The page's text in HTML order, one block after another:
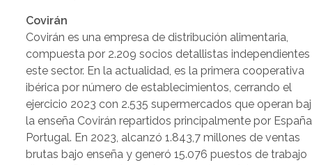
Covirán
Covirán es una empresa de distribución alimentaria,
compuesta por 2.209 socios detallistas
este sector. En la actualidad, es la primera cooperativa
ibérica por número de establecimientos, cerrando el
ejercicio 2023 con 2.535 supermercados que operan
la enseña Covirán repartidos principalmente por
Portugal. En 2023, alcanzó 1.843,7 millones de ventas
brutas bajo enseña y generó 15.076 puestos de trabajo